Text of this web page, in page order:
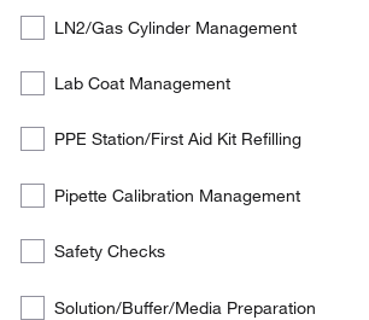
customer
is
interested
in:
LN2/Gas Cylinder Management
Lab Coat Management
PPE Station/First Aid Kit Refilling
Pipette Calibration Management
Safety Checks
Solution/Buffer/Media Preparation